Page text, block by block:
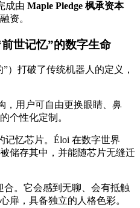
成由 Maple Pledge 枫承资本
资。
世记忆”的数字生命
）打破了传统机器人的定义，
，用户可自由更换眼睛、鼻
的个性化定制。
记忆芯片。Éloi 在数字世界
储存其中，并能随芯片无缝迁
合。它会感到无聊、会有抵触
扉，具备独立的人格色彩。